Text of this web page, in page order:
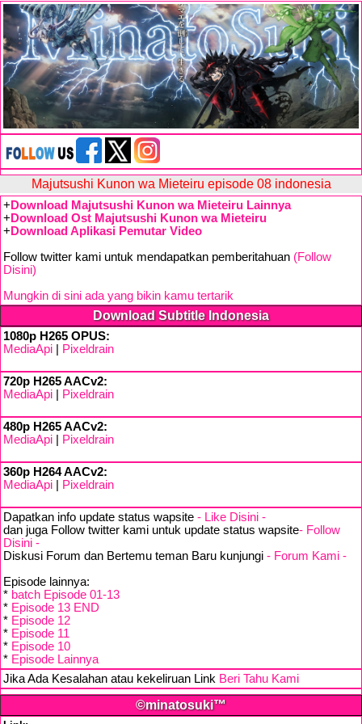
Majutsushi Kunon wa Mieteiru episode 08 indonesia
+ Download Majutsushi Kunon wa Mieteiru Lainnya
+ Download Ost Majutsushi Kunon wa Mieteiru
+ Download Aplikasi Pemutar Video
Follow twitter kami untuk mendapatkan pemberitahuan (Follow
Disini)
Mungkin di sini ada yang bikin kamu tertarik
Download Subtitle Indonesia
1080p H265 OPUS:
MediaApi
Pixeldrain
720p H265 AACv2:
MediaApi
Pixeldrain
480p H265 AACv2:
MediaApi
Pixeldrain
360p H264 AACv2:
MediaApi
Pixeldrain
Dapatkan info update status wapsite - Like Disini -
dan juga Follow twitter kami untuk update status wapsite- Follow
Disini -
Diskusi Forum dan Bertemu teman Baru kunjungi - Forum Kami -
Episode lainnya:
* batch Episode 01-13
* Episode 13 END
* Episode 12
* Episode 11
* Episode 10
* Episode Lainnya
Jika Ada Kesalahan atau kekeliruan Link Beri Tahu Kami
©minatosuki™